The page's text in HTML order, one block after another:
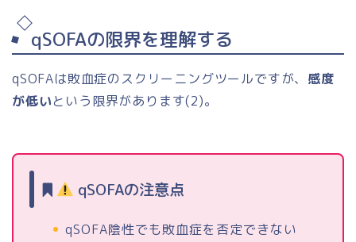
qSOFAの限界を理解する
qSOFAは敗血症のスクリーニングツールですが、 感度
が低いという限界があります(2)。
qSOFAの注意点
qSOFA陰性でも敗血症を否定できない